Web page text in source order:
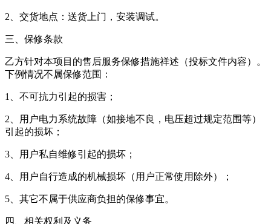
2、交货地点：送货上门，安装调试。
三、保修条款
乙方针对本项目的售后服务保修措施祥述（投标文件内容）。
下例情况不属保修范围：
1、不可抗力引起的损害；
2、用户电力系统故障（如接地不良，电压超过规定范围等）
引起的损坏；
3、用户私自维修引起的损坏；
4、用户自行造成的机械损坏（用户正常使用除外）；
5、其它不属于供应商负担的保修事宜。
四、相关权利及义务